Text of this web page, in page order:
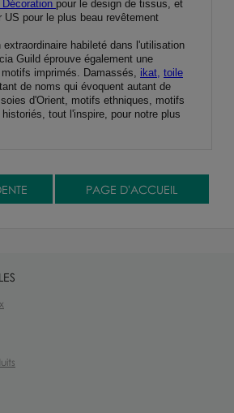
Décoration pour le design de tissus, et
US pour le plus beau revêtement
extraordinaire habileté dans l'utilisation
Guild éprouve également une
imprimés. Damassés, ikat, toile
de noms qui évoquent autant de
d'Orient, motifs ethniques, motifs
tout l'inspire, pour notre plus